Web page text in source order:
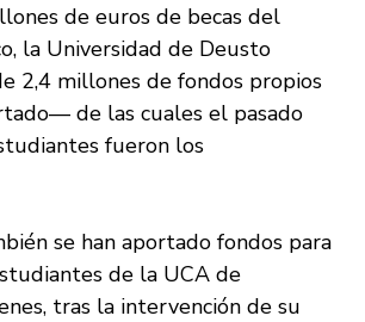
de euros de becas del
la Universidad de Deusto
2,4 millones de fondos propios
de las cuales el pasado
fueron los
se han aportado fondos para
de la UCA de
tras la intervención de su